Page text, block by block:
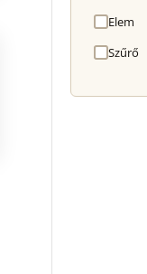
Elem
Szűrő